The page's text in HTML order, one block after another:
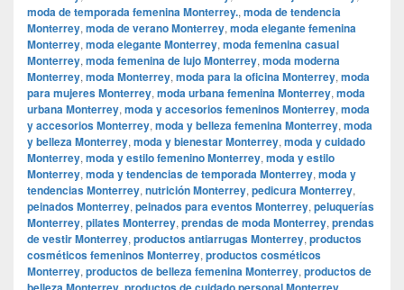
moda de temporada femenina Monterrey., moda de tendencia
Monterrey, moda de verano Monterrey, moda elegante femenina
Monterrey, moda elegante Monterrey, moda femenina casual
Monterrey, moda femenina de lujo Monterrey, moda moderna
Monterrey, moda Monterrey, moda para la oficina Monterrey, moda
para mujeres Monterrey, moda urbana femenina Monterrey, moda
urbana Monterrey, moda y accesorios femeninos Monterrey, moda
y accesorios Monterrey, moda y belleza femenina Monterrey, moda
y belleza Monterrey, moda y bienestar Monterrey, moda y cuidado
Monterrey, moda y estilo femenino Monterrey, moda y estilo
Monterrey, moda y tendencias de temporada Monterrey, moda y
tendencias Monterrey, nutrición Monterrey, pedicura Monterrey,
peinados Monterrey, peinados para eventos Monterrey, peluquerías
Monterrey, pilates Monterrey, prendas de moda Monterrey, prendas
de vestir Monterrey, productos antiarrugas Monterrey, productos
cosméticos femeninos Monterrey, productos cosméticos
Monterrey, productos de belleza femenina Monterrey, productos de
, ,